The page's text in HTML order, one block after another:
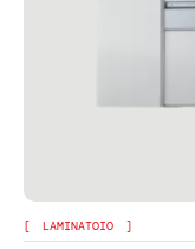
LAMINATOIO